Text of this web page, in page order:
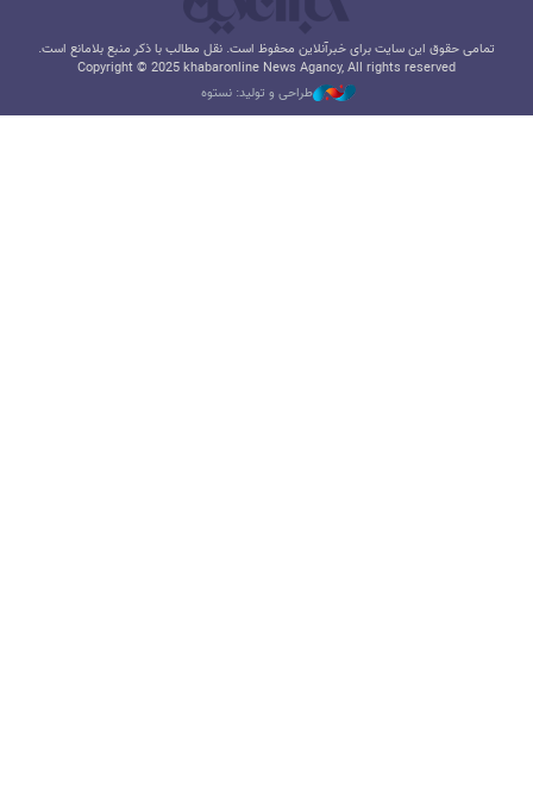
تمامی حقوق این سایت برای خبرآنلاین محفوظ است. نقل مطالب با ذکر منبع بلامانع است.
Copyright © 2025 khabaronline News Agancy, All rights reserved
طراحی و تولید: نستوه